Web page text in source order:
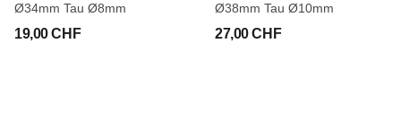
Ø34mm Tau Ø8mm
19,00 CHF
Ø38mm Tau Ø10mm
27,00 CHF